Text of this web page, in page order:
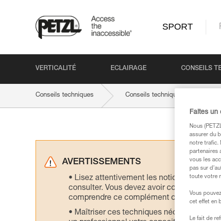
SPORT
VERTICALITÉ ECLAIRAGE CONSEILS
Conseils techniques Conseils techniques par activité
AVERTISSEMENTS
Lisez attentivement les notices
consulter. Vous devez avoir compris les
comprendre ce complément d’informations.
Maîtriser ces techniques nécessite une
Faites un
Nous
assurer du
notre trafic.
partenaires
vous les
pas sur
toute votre
Vous
cet effet en
Le fait de